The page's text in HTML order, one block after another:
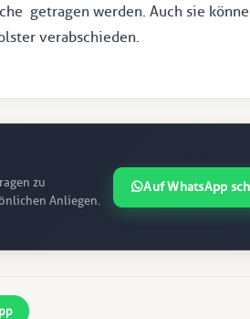
getragen werden. Auch sie
verabschieden.
zu
Anliegen.
Auf WhatsApp